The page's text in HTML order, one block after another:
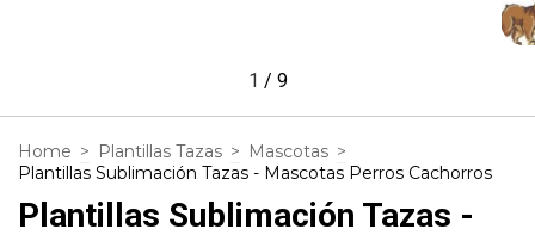
1 / 9
Home > Plantillas Tazas > Mascotas >
Plantillas Sublimación Tazas - Mascotas Perros Cachorros
Plantillas Sublimación Tazas -